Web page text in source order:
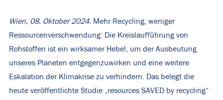
Wien, 08. Oktober 2024. Mehr Recycling, weniger
Ressourcenverschwendung: Die Kreislaufführung von
Rohstoffen ist ein wirksamer Hebel, um der Ausbeutung
unseres Planeten entgegenzuwirken und eine weitere
Eskalation der Klimakrise zu verhindern. Das belegt die
heute veröffentlichte Studie „resources SAVED by recycling“